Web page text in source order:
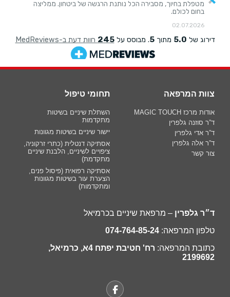
ד״ר גלפרין – מרפאת שיניים בכרמיאל
טלפון המרפאה: 074-764-85-24
כתובת המרפאה:
רח' חטיבת יפתח 4א, כרמיאל,
2199692
תחומי טיפול
השתלת שיניים בשיטות
מתקדמות
יישור שיניים בשיטות מגוונות
אסתיקה דנטלית (כתרי זרקוניה,
ציפויים לשיניים, הלבנת שיניים
מתקדמת)
אסתיקה רפואית (פיסול פנים,
הצערת עור בשיטות מגוונות
ומתקדמות)
צוות המרפאה
אודות מרכז MAGIC TOUCH
ד”ר סוזנה גלפרין
ד”ר אדי גלפרין
ד”ר אלה גלפרין
צור קשר